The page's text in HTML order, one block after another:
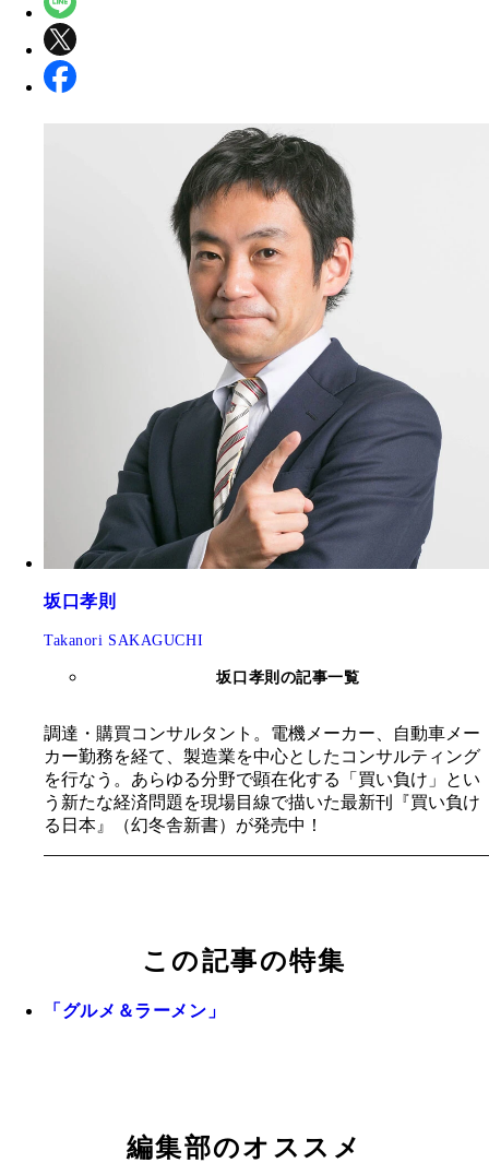
坂口孝則
Takanori SAKAGUCHI
坂口孝則の記事一覧
調達・購買コンサルタント。電機メーカー、自動車メー
カー勤務を経て、製造業を中心としたコンサルティング
を行なう。あらゆる分野で顕在化する「買い負け」とい
う新たな経済問題を現場目線で描いた最新刊『買い負け
る日本』（幻冬舎新書）が発売中！
この記事の特集
「グルメ＆ラーメン」
編集部のオススメ